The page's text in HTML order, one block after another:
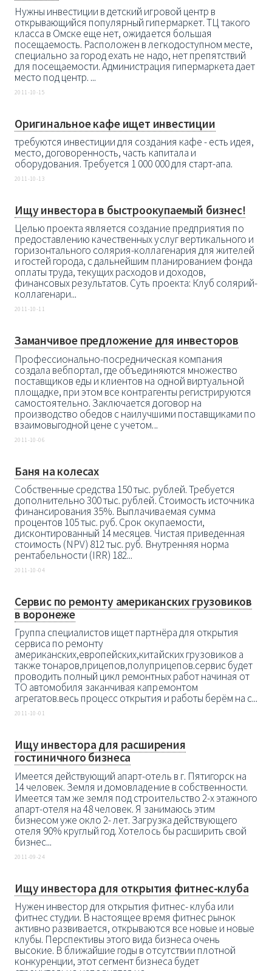
Нужны инвестиции в детский игровой центр в
открывающийся популярный гипермаркет. ТЦ такого
класса в Омске еще нет, ожидается большая
посещаемость. Расположен в легкодоступном месте,
специально за город ехать не надо, нет препятствий
для посещаемости. Администрация гипермаркета дает
место под центр. ...
2011-10-15
Оригинальное кафе ищет инвестиции
требуются инвестиции для создания кафе - есть идея,
место, договоренность, часть капитала и
оборудования. Требуется 1 000 000 для старт-апа.
2011-10-13
Ищу инвестора в быстроокупаемый бизнес!
Целью проекта является создание предприятия по
предоставлению качественных услуг вертикального и
горизонтального солярия-коллагенария для жителей
и гостей города, с дальнейшим планированием фонда
оплаты труда, текущих расходов и доходов,
финансовых результатов. Суть проекта: Клуб солярий-
коллагенари...
2011-10-11
Заманчивое предложение для инвесторов
Профессионально-посредническая компания
создала вебпортал, где объединяются множество
поставщиков еды и клиентов на одной виртуальной
площадке, при этом все контрагенты регистрируются
самостоятельно. Заключается договор на
производство обедов с наилучшими поставщиками по
взаимовыгодной цене с учетом...
2011-10-06
Баня на колесах
Собственные средства 150 тыс. рублей. Требуется
дополнительно 300 тыс. рублей. Стоимость источника
финансирования 35%. Выплачиваемая сумма
процентов 105 тыс. руб. Срок окупаемости,
дисконтированный 14 месяцев. Чистая приведенная
стоимость (NPV) 812 тыс. руб. Внутренняя норма
рентабельности (IRR) 182...
2011-10-04
Сервис по ремонту американских грузовиков
в воронеже
Группа специалистов ищет партнёра для открытия
сервиса по ремонту
американских,европейских,китайских грузовиков а
также тонаров,прицепов,полуприцепов.сервис будет
проводить полный цикл ремонтных работ начиная от
ТО автомобиля заканчивая капремонтом
агрегатов.весь процесс открытия и работы берём на с...
2011-10-01
Ищу инвестора для расширения
гостиничного бизнеса
Имеется действующий апарт-отель в г. Пятигорск на
14 человек. Земля и домовладение в собственности.
Имеется там же земля под строительство 2-х этажного
апарт-отеля на 48 человек. Я занимаюсь этим
бизнесом уже окло 2- лет. Загрузка действующего
отеля 90% круглый год. Хотелось бы расширить свой
бизнес...
2011-09-24
Ищу инвестора для открытия фитнес-клуба
Нужен инвестор для открытия фитнес- клуба или
фитнес студии. В настоящее время фитнес рынок
активно развивается, открываются все новые и новые
клубы. Перспективы этого вида бизнеса очень
высокие. В ближайшие годы в отсутствии плотной
конкуренции, этот сегмент бизнеса будет